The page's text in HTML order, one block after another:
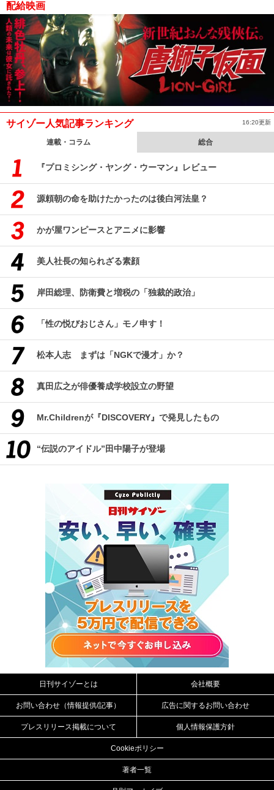
配給映画
サイゾー人気記事ランキング 16:20更新
連載・コラム 総合
『プロミシング・ヤング・ウーマン』レビュー
源頼朝の命を助けたかったのは後白河法皇？
かが屋ワンピースとアニメに影響
美人社長の知られざる素顔
岸田総理、防衛費と増税の「独裁的政治」
「性の悦びおじさん」モノ申す！
松本人志 まずは「NGKで漫才」か？
真田広之が俳優養成学校設立の野望
Mr.Childrenが『DISCOVERY』で発見したもの
“伝説のアイドル”田中陽子が登場
日刊サイゾーとは 会社概要
お問い合わせ（情報提供/記事） 広告に関するお問い合わせ
プレスリリース掲載について 個人情報保護方針
Cookieポリシー
著者一覧